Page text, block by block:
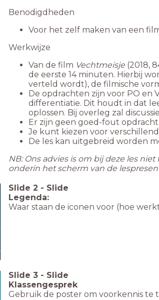
Benodigdheden
Voor het zelf maken van een
Werkwijze
Van de film Vechtmeisje (2018,
de eerste 14 minuten. Hierbij
verteld wordt), de filmische
De opdrachten zijn voor PO
differentiatie. Dit houdt in dat
oplossen. Bij overleg zal
Er zijn geen goed-fout
Je kunt kiezen voor
De les kan uitgebreid worden
NB: Ons advies is om bij deze les
onderin het scherm van de
Slide 2 - Slide
Legenda:
Waar staan de iconen voor (hoe
Slide 3 - Slide
Klassengesprek
Gebruik de poster om voorkennis te